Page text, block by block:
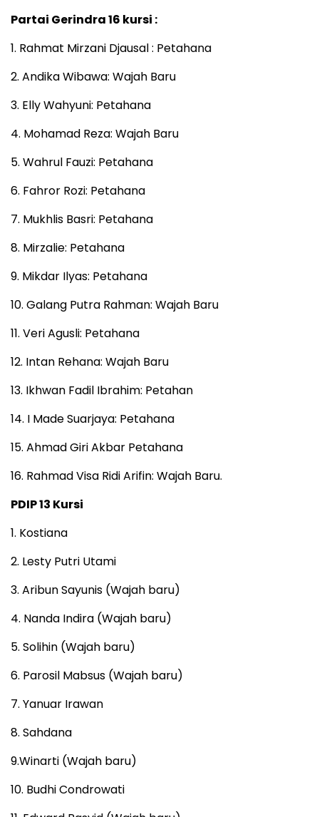
Partai Gerindra 16 kursi :
1. Rahmat Mirzani Djausal : Petahana
2. Andika Wibawa: Wajah Baru
3. Elly Wahyuni: Petahana
4. Mohamad Reza: Wajah Baru
5. Wahrul Fauzi: Petahana
6. Fahror Rozi: Petahana
7. Mukhlis Basri: Petahana
8. Mirzalie: Petahana
9. Mikdar Ilyas: Petahana
10. Galang Putra Rahman: Wajah Baru
11. Veri Agusli: Petahana
12. Intan Rehana: Wajah Baru
13. Ikhwan Fadil Ibrahim: Petahan
14. I Made Suarjaya: Petahana
15. Ahmad Giri Akbar Petahana
16. Rahmad Visa Ridi Arifin: Wajah Baru.
PDIP 13 Kursi
1. Kostiana
2. Lesty Putri Utami
3. Aribun Sayunis (Wajah baru)
4. Nanda Indira (Wajah baru)
5. Solihin (Wajah baru)
6. Parosil Mabsus (Wajah baru)
7. Yanuar Irawan
8. Sahdana
9.Winarti (Wajah baru)
10. Budhi Condrowati